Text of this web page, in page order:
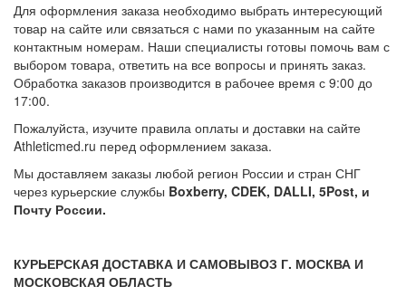
Для оформления заказа необходимо выбрать интересующий
товар на сайте или связаться с нами по указанным на сайте
контактным номерам. Наши специалисты готовы помочь вам с
выбором товара, ответить на все вопросы и принять заказ.
Обработка заказов производится в рабочее время с 9:00 до
17:00.
Пожалуйста, изучите правила оплаты и доставки на сайте
Athleticmed.ru перед оформлением заказа.
Мы доставляем заказы любой регион России и стран СНГ
через курьерские службы Boxberry, CDEK, DALLI, 5Post, и
Почту России.
КУРЬЕРСКАЯ ДОСТАВКА И САМОВЫВОЗ Г. МОСКВА И
МОСКОВСКАЯ ОБЛАСТЬ